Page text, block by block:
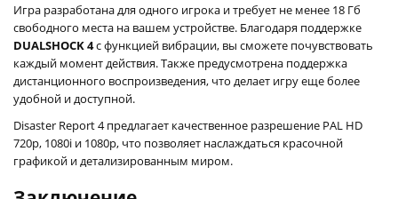
Игра разработана для одного игрока и требует не менее 18 Гб
свободного места на вашем устройстве. Благодаря поддержке
DUALSHOCK 4с функцией вибрации, вы сможете почувствовать
каждый момент действия. Также предусмотрена поддержка
дистанционного воспроизведения, что делает игру еще более
удобной и доступной.
Disaster Report 4 предлагает качественное разрешение PAL HD
720p, 1080i и 1080p, что позволяет наслаждаться красочной
графикой и детализированным миром.